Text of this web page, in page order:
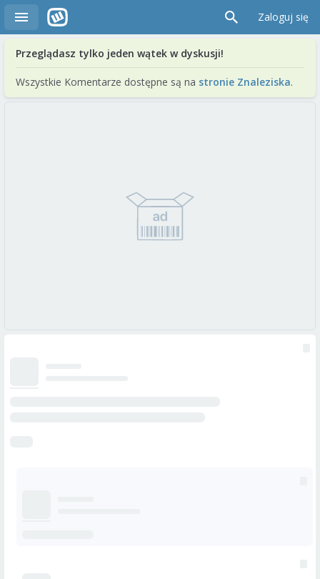
Zaloguj się
Przeglądasz tylko jeden wątek w dyskusji!
Wszystkie Komentarze dostępne są na stronie Znaleziska.